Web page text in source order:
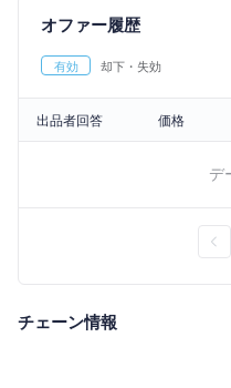
オファー履歴
有効 却下・失効
出品者回答 価格
デ
チェーン情報